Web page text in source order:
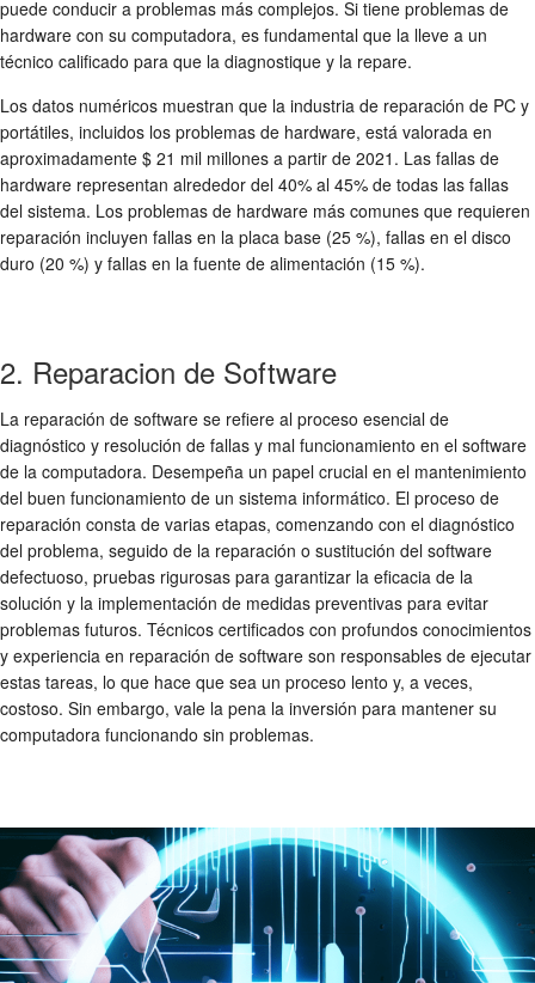
puede conducir a problemas más complejos. Si tiene problemas de
hardware con su computadora, es fundamental que la lleve a un
técnico calificado para que la diagnostique y la repare.
Los datos numéricos muestran que la industria de reparación de PC y
portátiles, incluidos los problemas de hardware, está valorada en
aproximadamente $ 21 mil millones a partir de 2021. Las fallas de
hardware representan alrededor del 40% al 45% de todas las fallas
del sistema. Los problemas de hardware más comunes que requieren
reparación incluyen fallas en la placa base (25 %), fallas en el disco
duro (20 %) y fallas en la fuente de alimentación (15 %).
2. Reparacion de Software
La reparación de software se refiere al proceso esencial de
diagnóstico y resolución de fallas y mal funcionamiento en el software
de la computadora. Desempeña un papel crucial en el mantenimiento
del buen funcionamiento de un sistema informático. El proceso de
reparación consta de varias etapas, comenzando con el diagnóstico
del problema, seguido de la reparación o sustitución del software
defectuoso, pruebas rigurosas para garantizar la eficacia de la
solución y la implementación de medidas preventivas para evitar
problemas futuros. Técnicos certificados con profundos conocimientos
y experiencia en reparación de software son responsables de ejecutar
estas tareas, lo que hace que sea un proceso lento y, a veces,
costoso. Sin embargo, vale la pena la inversión para mantener su
computadora funcionando sin problemas.